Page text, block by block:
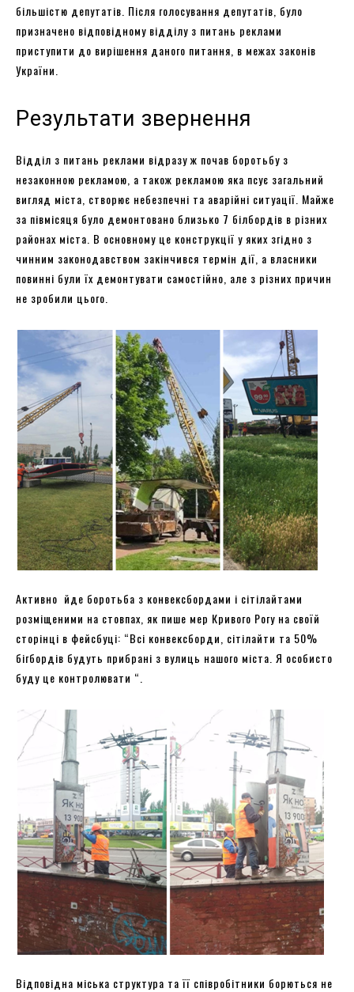
більшістю депутатів. Після голосування депутатів, було
призначено відповідному відділу з питань реклами
приступити до вирішення даного питання, в межах законів
України.
Результати звернення
Відділ з питань реклами відразу ж почав боротьбу з
незаконною рекламою, а також рекламою яка псує загальний
вигляд міста, створює небезпечні та аварійні ситуації. Майже
за півмісяця було демонтовано близько 7 білбордів в різних
районах міста. В основному це конструкції у яких згідно з
чинним законодавством закінчився термін дії, а власники
повинні були їх демонтувати самостійно, але з різних причин
не зробили цього.
Активно йде боротьба з конвексбордами і сітілайтами
розміщеними на стовпах, як пише мер Кривого Рогу на своїй
сторінці в фейсбуці: “Всі конвексборди, сітілайти та 50%
бігбордів будуть прибрані з вулиць нашого міста. Я особисто
буду це контролювати “.
Відповідна міська структура та її співробітники борються не